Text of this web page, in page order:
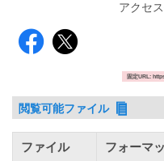
アクセ
固定URL:
閲覧可能ファイル
ファイル フォーマ